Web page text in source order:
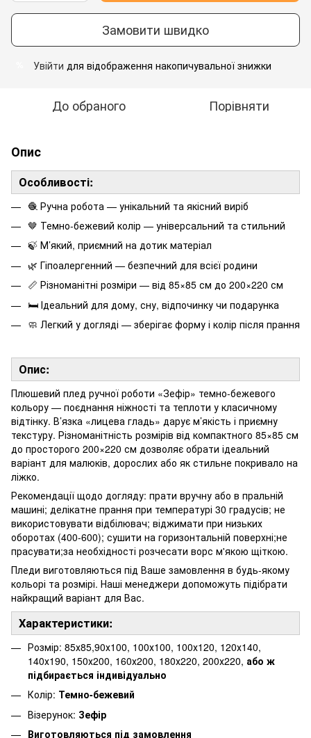
Замовити швидко
Увійти для відображення накопичувальної знижки
До обраного Порівняти
Опис
Особливості:
🧶 Ручна робота — унікальний та якісний виріб
🤎 Темно-бежевий колір — універсальний та стильний
🍃 М’який, приємний на дотик матеріал
🌿 Гіпоалергенний — безпечний для всієї родини
📏 Різноманітні розміри — від 85×85 см до 200×220 см
🛏 Ідеальний для дому, сну, відпочинку чи подарунка
🧼 Легкий у догляді — зберігає форму і колір після прання
Опис:
Плюшевий плед ручної роботи «Зефір» темно-бежевого
кольору — поєднання ніжності та теплоти у класичному
відтінку. В’язка «лицева гладь» дарує м’якість і приємну
текстуру. Різноманітність розмірів від компактного 85×85 см
до просторого 200×220 см дозволяє обрати ідеальний
варіант для малюків, дорослих або як стильне покривало на
ліжко.
Рекомендації щодо догляду: прати вручну або в пральній
машині; делікатне прання при температурі 30 градусів; не
використовувати відбілювач; віджимати при низьких
оборотах (400-600); сушити на горизонтальній поверхні;не
прасувати;за необхідності розчесати ворс м'якою щіткою.
Пледи виготовляються під Ваше замовлення в будь-якому
кольорі та розмірі. Наші менеджери допоможуть підібрати
найкращий варіант для Вас.
Характеристики:
Розмір: 85х85,90х100, 100х100, 100х120, 120х140,
140х190, 150х200, 160х200, 180х220, 200х220, або ж
підбирається індивідуально
Колір: Темно-бежевий
Візерунок: Зефір
Виготовляються під замовлення